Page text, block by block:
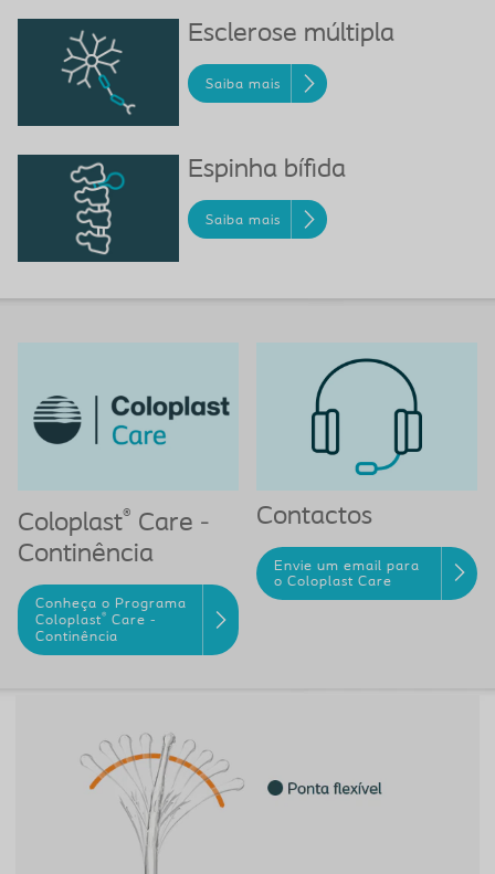
Esclerose múltipla
Saiba mais
Espinha bífida
Saiba mais
Coloplast® Care -
Continência
Conheça o Programa
Coloplast®
Care -
Continência
Contactos
Envie um email para
o Coloplast Care